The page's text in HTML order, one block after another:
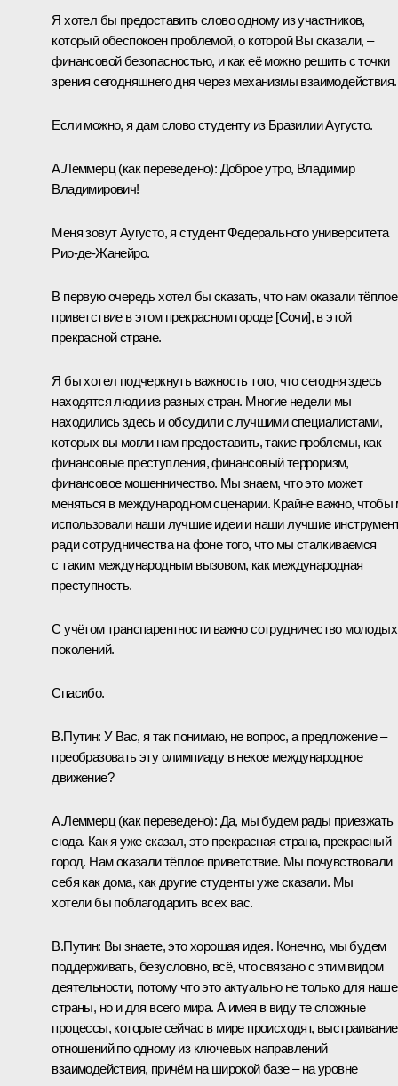
Я хотел бы предоставить слово одному из участников,
который обеспокоен проблемой, о которой Вы сказали, ‒
финансовой безопасностью, и как её можно решить с точки
зрения сегодняшнего дня через механизмы взаимодействия.
Если можно, я дам слово студенту из Бразилии Аугусто.
А.Леммерц (как переведено): Доброе утро, Владимир
Владимирович!
Меня зовут Аугусто, я студент Федерального университета
Рио-де-Жанейро.
В первую очередь хотел бы сказать, что нам оказали тёплое
приветствие в этом прекрасном городе [Сочи], в этой
прекрасной стране.
Я бы хотел подчеркнуть важность того, что сегодня здесь
находятся люди из разных стран. Многие недели мы
находились здесь и обсудили с лучшими специалистами,
которых вы могли нам предоставить, такие проблемы, как
финансовые преступления, финансовый терроризм,
финансовое мошенничество. Мы знаем, что это может
меняться в международном сценарии. Крайне важно,
использовали наши лучшие идеи и наши лучшие
ради сотрудничества на фоне того, что мы сталкиваемся
с таким международным вызовом, как международная
преступность.
С учётом транспарентности важно сотрудничество молодых
поколений.
Спасибо.
В.Путин: У Вас, я так понимаю, не вопрос, а предложение –
преобразовать эту олимпиаду в некое международное
движение?
А.Леммерц (как переведено): Да, мы будем рады приезжать
сюда. Как я уже сказал, это прекрасная страна, прекрасный
город. Нам оказали тёплое приветствие. Мы почувствовали
себя как дома, как другие студенты уже сказали. Мы
хотели бы поблагодарить всех вас.
В.Путин: Вы знаете, это хорошая идея. Конечно, мы будем
поддерживать, безусловно, всё, что связано с этим видом
деятельности, потому что это актуально не только для
страны, но и для всего мира. А имея в виду те сложные
процессы, которые сейчас в мире происходят, выстраивание
отношений по одному из ключевых направлений
взаимодействия, причём на широкой базе ‒ на уровне